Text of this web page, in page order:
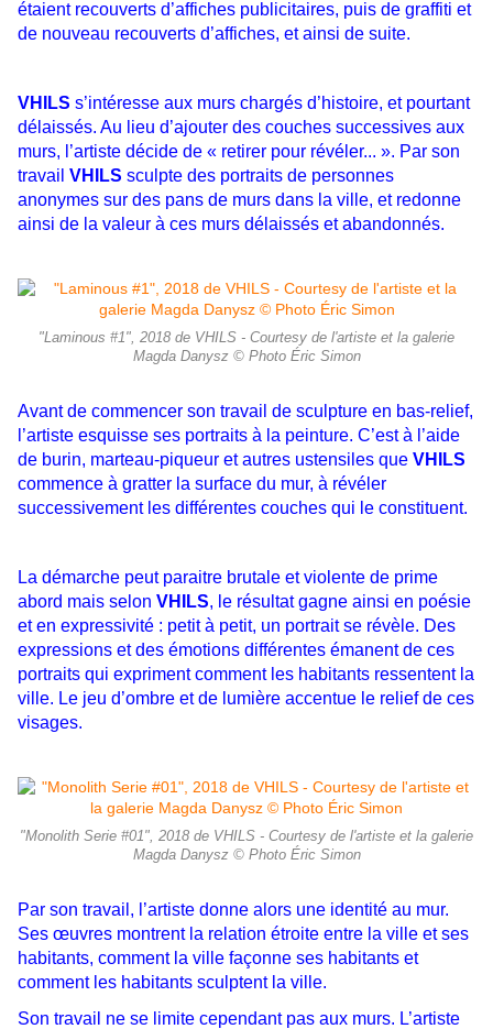
étaient recouverts d’affiches publicitaires, puis de graffiti et
de nouveau recouverts d’affiches, et ainsi de suite.
VHILS s’intéresse aux murs chargés d’histoire, et pourtant
délaissés. Au lieu d’ajouter des couches successives aux
murs, l’artiste décide de « retirer pour révéler... ». Par son
travail VHILS sculpte des portraits de personnes
anonymes sur des pans de murs dans la ville, et redonne
ainsi de la valeur à ces murs délaissés et abandonnés.
"Laminous #1", 2018 de VHILS - Courtesy de l'artiste et la galerie
Magda Danysz © Photo Éric Simon
Avant de commencer son travail de sculpture en bas-relief,
l’artiste esquisse ses portraits à la peinture. C’est à l’aide
de burin, marteau-piqueur et autres ustensiles que VHILS
commence à gratter la surface du mur, à révéler
successivement les différentes couches qui le constituent.
La démarche peut paraitre brutale et violente de prime
abord mais selon VHILS, le résultat gagne ainsi en poésie
et en expressivité : petit à petit, un portrait se révèle. Des
expressions et des émotions différentes émanent de ces
portraits qui expriment comment les habitants ressentent la
ville. Le jeu d’ombre et de lumière accentue le relief de ces
visages.
"Monolith Serie #01", 2018 de VHILS - Courtesy de l'artiste et la galerie
Magda Danysz © Photo Éric Simon
Par son travail, l’artiste donne alors une identité au mur.
Ses œuvres montrent la relation étroite entre la ville et ses
habitants, comment la ville façonne ses habitants et
comment les habitants sculptent la ville.
Son travail ne se limite cependant pas aux murs. L’artiste